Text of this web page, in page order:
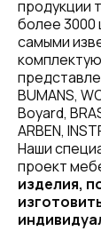
продукции
более 3000
самыми
BUMANS,
Boyard,
ARBEN,
Наши
проект
изделия,